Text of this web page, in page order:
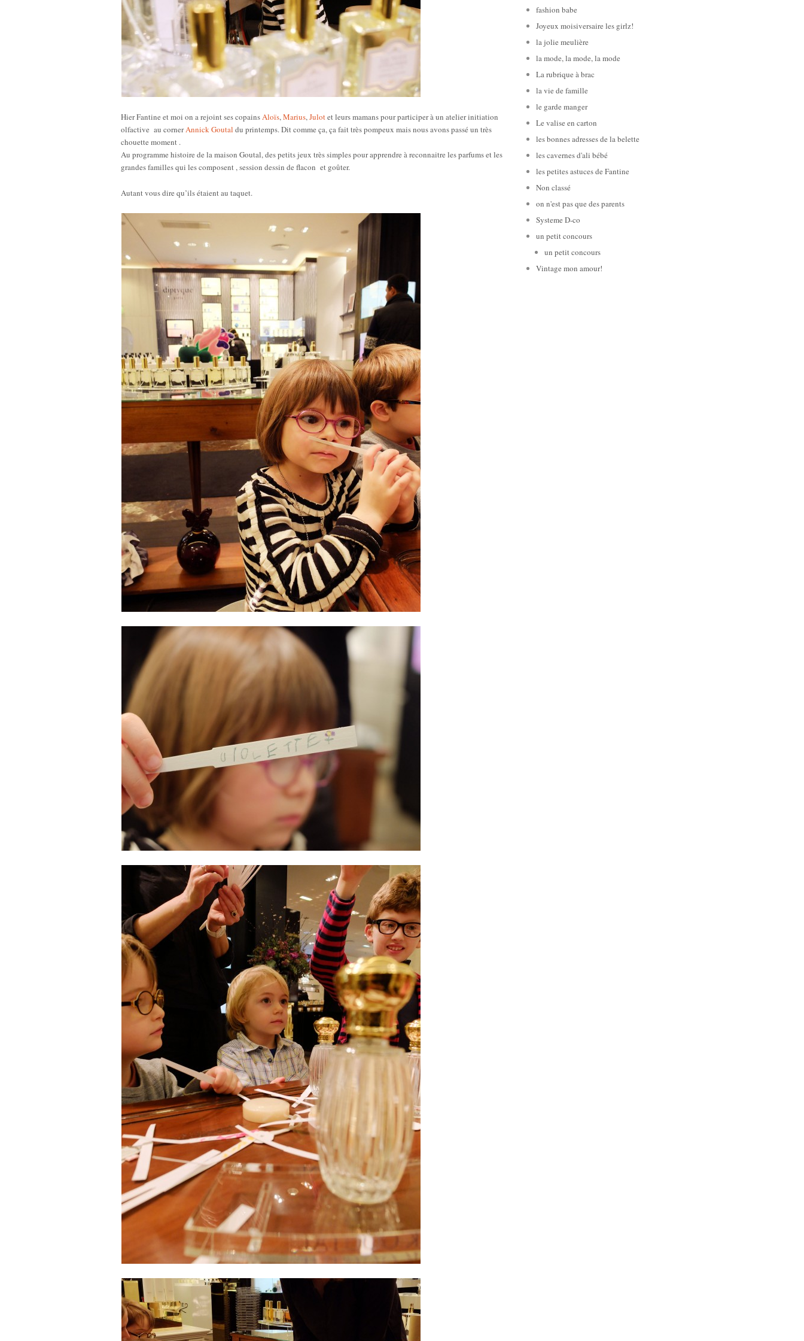
Hier Fantine et moi on a rejoint ses copainsAloïs,Marius,Julotet leurs mamans pour participer à un atelier initiation
olfactive au cornerAnnick Goutal du printemps. Dit comme ça, ça fait très pompeux mais nous avons passé un très
chouette moment .
Au programme histoire de la maison Goutal, des petits jeux très simples pour apprendre à reconnaitre les parfums et les
grandes familles qui les composent , session dessin de flacon et goûter.
Autant vous dire qu’ils étaient au taquet.
fashion babe
Joyeux moisiversaire les girlz!
la jolie meulière
la mode, la mode, la mode
La rubrique à brac
la vie de famille
le garde manger
Le valise en carton
les bonnes adresses de la belette
les cavernes d'ali bébé
les petites astuces de Fantine
Non classé
on n'est pas que des parents
Systeme D-co
un petit concours
un petit concours
Vintage mon amour!